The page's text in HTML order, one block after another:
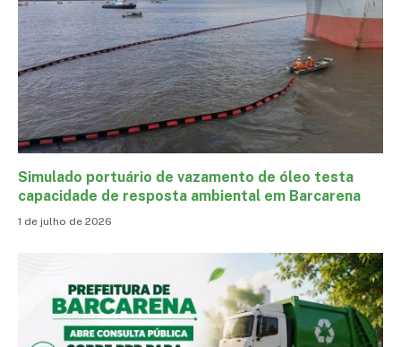
Simulado portuário de vazamento de óleo testa
capacidade de resposta ambiental em Barcarena
1 de julho de 2026